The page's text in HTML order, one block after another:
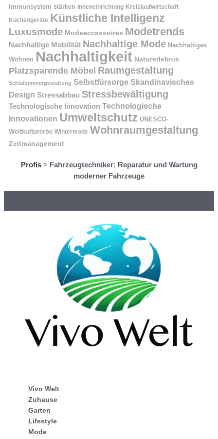
Immunsystem stärken Inneneinrichtung Kreislaufwirtschaft
Küchengeräte Künstliche Intelligenz
Luxusmode Modeaccessoires Modetrends
Nachhaltige Mobilität Nachhaltige Mode Nachhaltiges
Wohnen Nachhaltigkeit Naturerlebnis
Platzsparende Möbel Raumgestaltung
Schlafzimmergestaltung Selbstfürsorge Skandinavisches
Design Stressabbau Stressbewältigung
Technologische Innovation Technologische
Innovationen Umweltschutz UNESCO-
Weltkulturerbe Wintermode Wohnraumgestaltung
Zeitmanagement
Profis> Fahrzeugtechniker: Reparatur und Wartung
moderner Fahrzeuge
Vivo Welt
Zuhause
Garten
Lifestyle
Mode